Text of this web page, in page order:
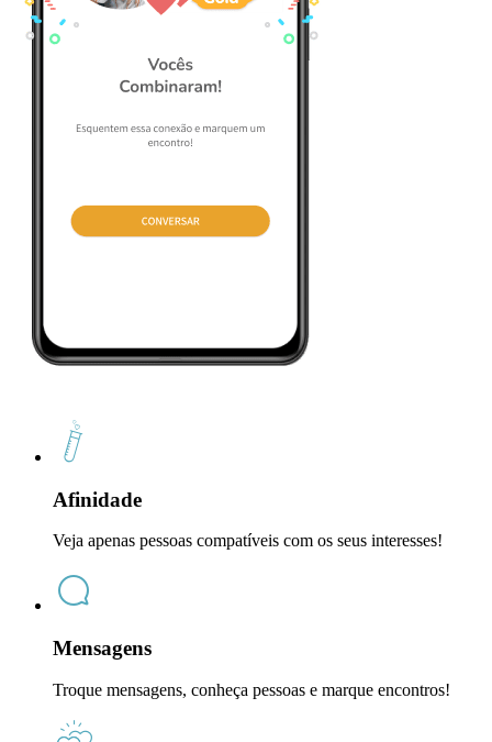
Afinidade
Veja apenas pessoas compatíveis com os seus interesses!
Mensagens
Troque mensagens, conheça pessoas e marque encontros!